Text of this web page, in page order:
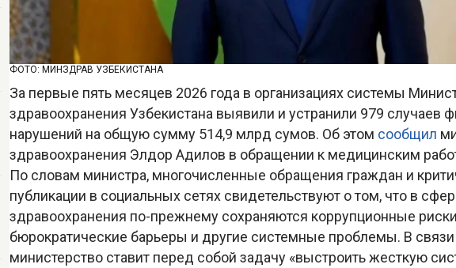
ФОТО: МИНЗДРАВ УЗБЕКИСТАНА
За первые пять месяцев 2026 года в организациях системы
здравоохранения Узбекистана выявили и устранили 979 случаев
нарушений на общую сумму 514,9 млрд сумов. Об этом сообщил
здравоохранения Элдор Адилов в обращении к медицинским
По словам министра, многочисленные обращения граждан и
публикации в социальных сетях свидетельствуют о том, что в
здравоохранения по-прежнему сохраняются коррупционные
бюрократические барьеры и другие системные проблемы. В связи
министерство ставит перед собой задачу «выстроить жесткую